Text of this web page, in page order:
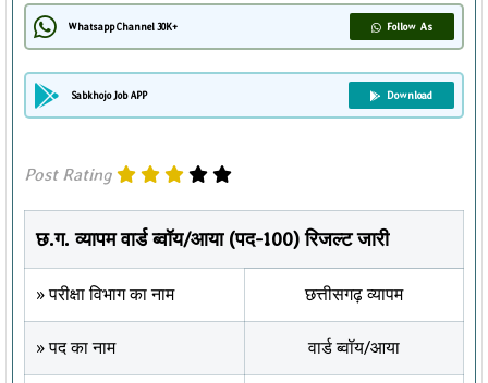
Whatsapp Channel 30K+ Follow As
Sabkhojo Job APP Download
Post Rating
छ.ग. व्यापम वार्ड ब्वॉय/आया (पद-100) रिजल्ट जारी
» परीक्षा विभाग का नाम छत्तीसगढ़ व्यापम
» पद का नाम वार्ड ब्वॉय/आया